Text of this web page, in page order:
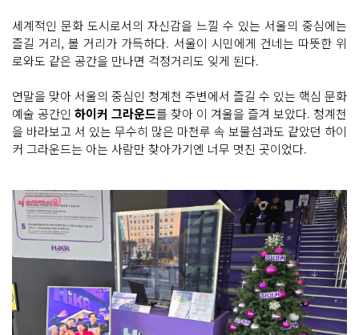
세계적인 문화 도시로서의 자신감을 느낄 수 있는 서울의 중심에는
즐길 거리, 볼 거리가 가득하다. 서울이 시민에게 건네는 따뜻한 위
로와도 같은 공간을 만나면 걱정거리도 잊게 된다.
연말을 맞아 서울의 중심인 청계천 주변에서 즐길 수 있는 핵심 문화
예술 공간인 하이커 그라운드를 찾아 이 겨울을 즐겨 보았다. 청계천
을 바라보고 서 있는 무수히 많은 마천루 속 보물섬과도 같았던 하이
커 그라운드는 아는 사람만 찾아가기엔 너무 멋진 곳이었다.